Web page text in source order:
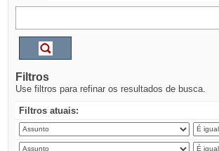
Filtros
Use filtros para refinar os resultados de busca.
Filtros atuais: